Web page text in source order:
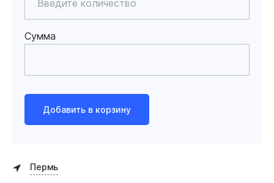
Сумма
Добавить в корзину
Пермь